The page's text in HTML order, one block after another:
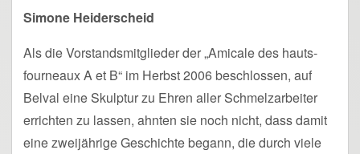
Simone Heiderscheid
Als die Vorstandsmitglieder der „Amicale des hauts-
fourneaux A et B“ im Herbst 2006 beschlossen, auf
Belval eine Skulptur zu Ehren aller Schmelzarbeiter
errichten zu lassen, ahnten sie noch nicht, dass damit
eine zweijährige Geschichte begann, die durch viele